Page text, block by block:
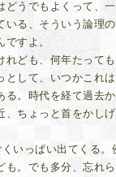
うでもよくって、
る、そういう論理
すよ。
ども、何年たって
として、いつかこれ
。時代を経て過去
ちょっと首をかし
いっぱい出てくる
。でも多分、忘れ